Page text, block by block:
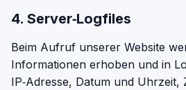
4. Server‑Logfiles
Beim Aufruf unserer Website
Informationen erhoben und in
IP‑Adresse, Datum und Uhrzeit,